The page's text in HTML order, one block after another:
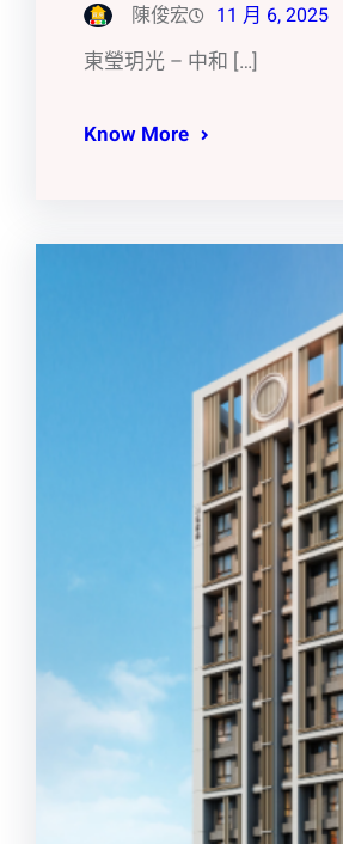
陳俊宏 11 月 6, 2025
東瑩玥光 – 中和 […]
Know More